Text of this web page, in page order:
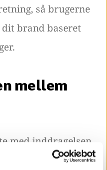
så brugerne
brand baseret
mellem
med inddragelsen
være med til at